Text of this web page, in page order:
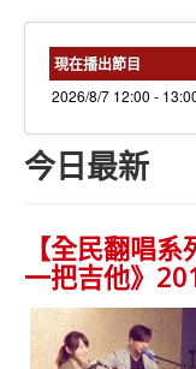
線上捐款
現在播出節目
2026/8/7 12:00 -
今日最新
【全民翻唱
一把吉他》